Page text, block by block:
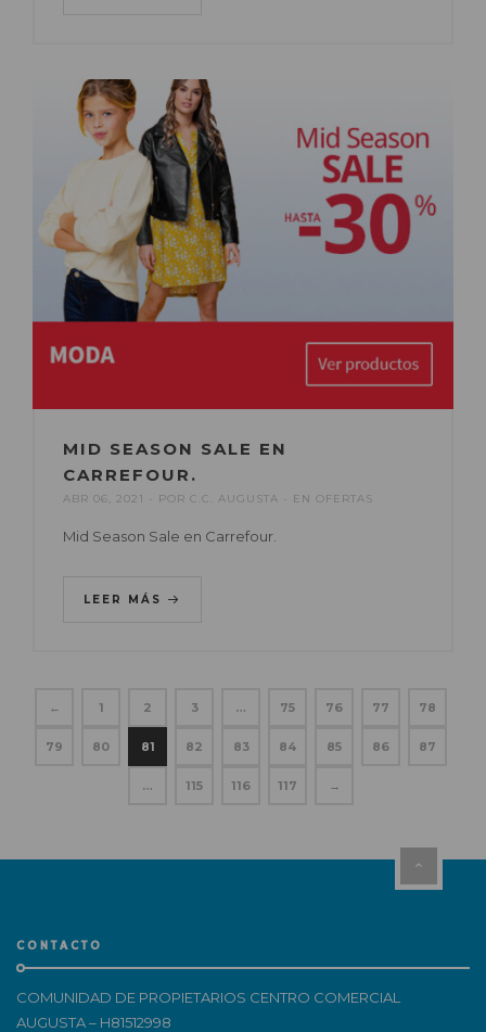
MID SEASON SALE EN
CARREFOUR.
ABR 06, 2021 POR C.C. AUGUSTA EN OFERTAS
Mid Season Sale en Carrefour.
LEER MÁS
← 1 2 3 … 75 76 77 78
79 80 81 82 83 84 85 86 87
… 115 116 117 →
CONTACTO
COMUNIDAD DE PROPIETARIOS CENTRO COMERCIAL
AUGUSTA – H81512998